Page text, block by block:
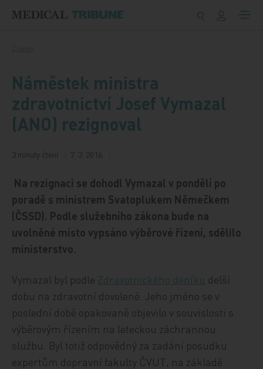
Náměstek ministra
zdravotnictví Josef Vymazal
(ANO) rezignoval
3 minuty čtení 7. 3. 2016
Na rezignaci se dohodl Vymazal v pondělí po
poradě s ministrem Svatoplukem Němečkem
(ČSSD). Podle služebního zákona bude na
uvolněné místo vypsáno výběrové řízení, sdělilo
ministerstvo.
Vymazal byl podle Zdravotnického deníku delší
dobu na zdravotní dovolené. Jeho jméno se v
poslední době opakovaně objevilo v souvislosti s
výběrovým řízením na leteckou záchrannou
službu. Byl totiž odpovědný za zadání posudku
expertům dopravní fakulty ČVUT, na základě